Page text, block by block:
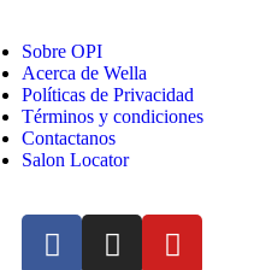
Sobre OPI
Acerca de Wella
Políticas de Privacidad
Términos y condiciones
Contactanos
Salon Locator